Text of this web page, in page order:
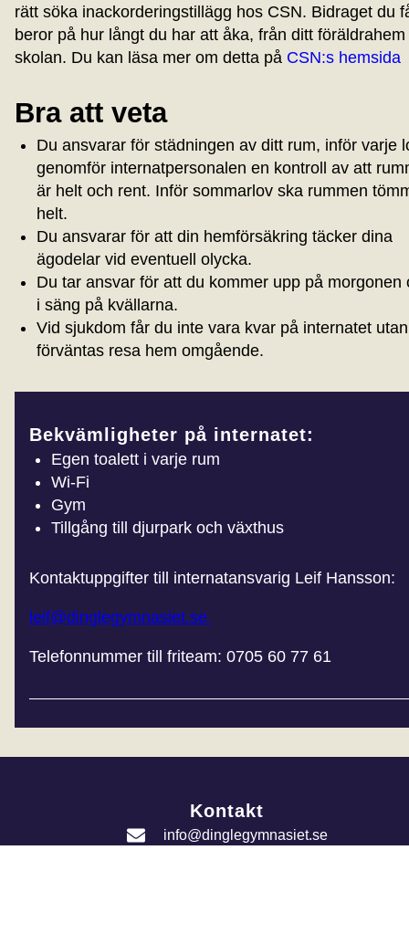
rätt söka inackorderingstillägg hos CSN. Bidraget du
beror på hur långt du har att åka, från ditt föräldrahem
skolan. Du kan läsa mer om detta på CSN:s hemsida
Bra att veta
Du ansvarar för städningen av ditt rum, inför varje
genomför internatpersonalen en kontroll av att
är helt och rent. Inför sommarlov ska rummen
helt.
Du ansvarar för att din hemförsäkring täcker dina
ägodelar vid eventuell olycka.
Du tar ansvar för att du kommer upp på morgonen
i säng på kvällarna.
Vid sjukdom får du inte vara kvar på internatet utan
förväntas resa hem omgående.
Bekvämligheter på internatet:
Egen toalett i varje rum
Wi-Fi
Gym
Tillgång till djurpark och växthus
Kontaktuppgifter till internatansvarig Leif Hansson:
leif@dinglegymnasiet.se
Telefonnummer till friteam: 0705 60 77 61
Kontakt
info@dinglegymnasiet.se